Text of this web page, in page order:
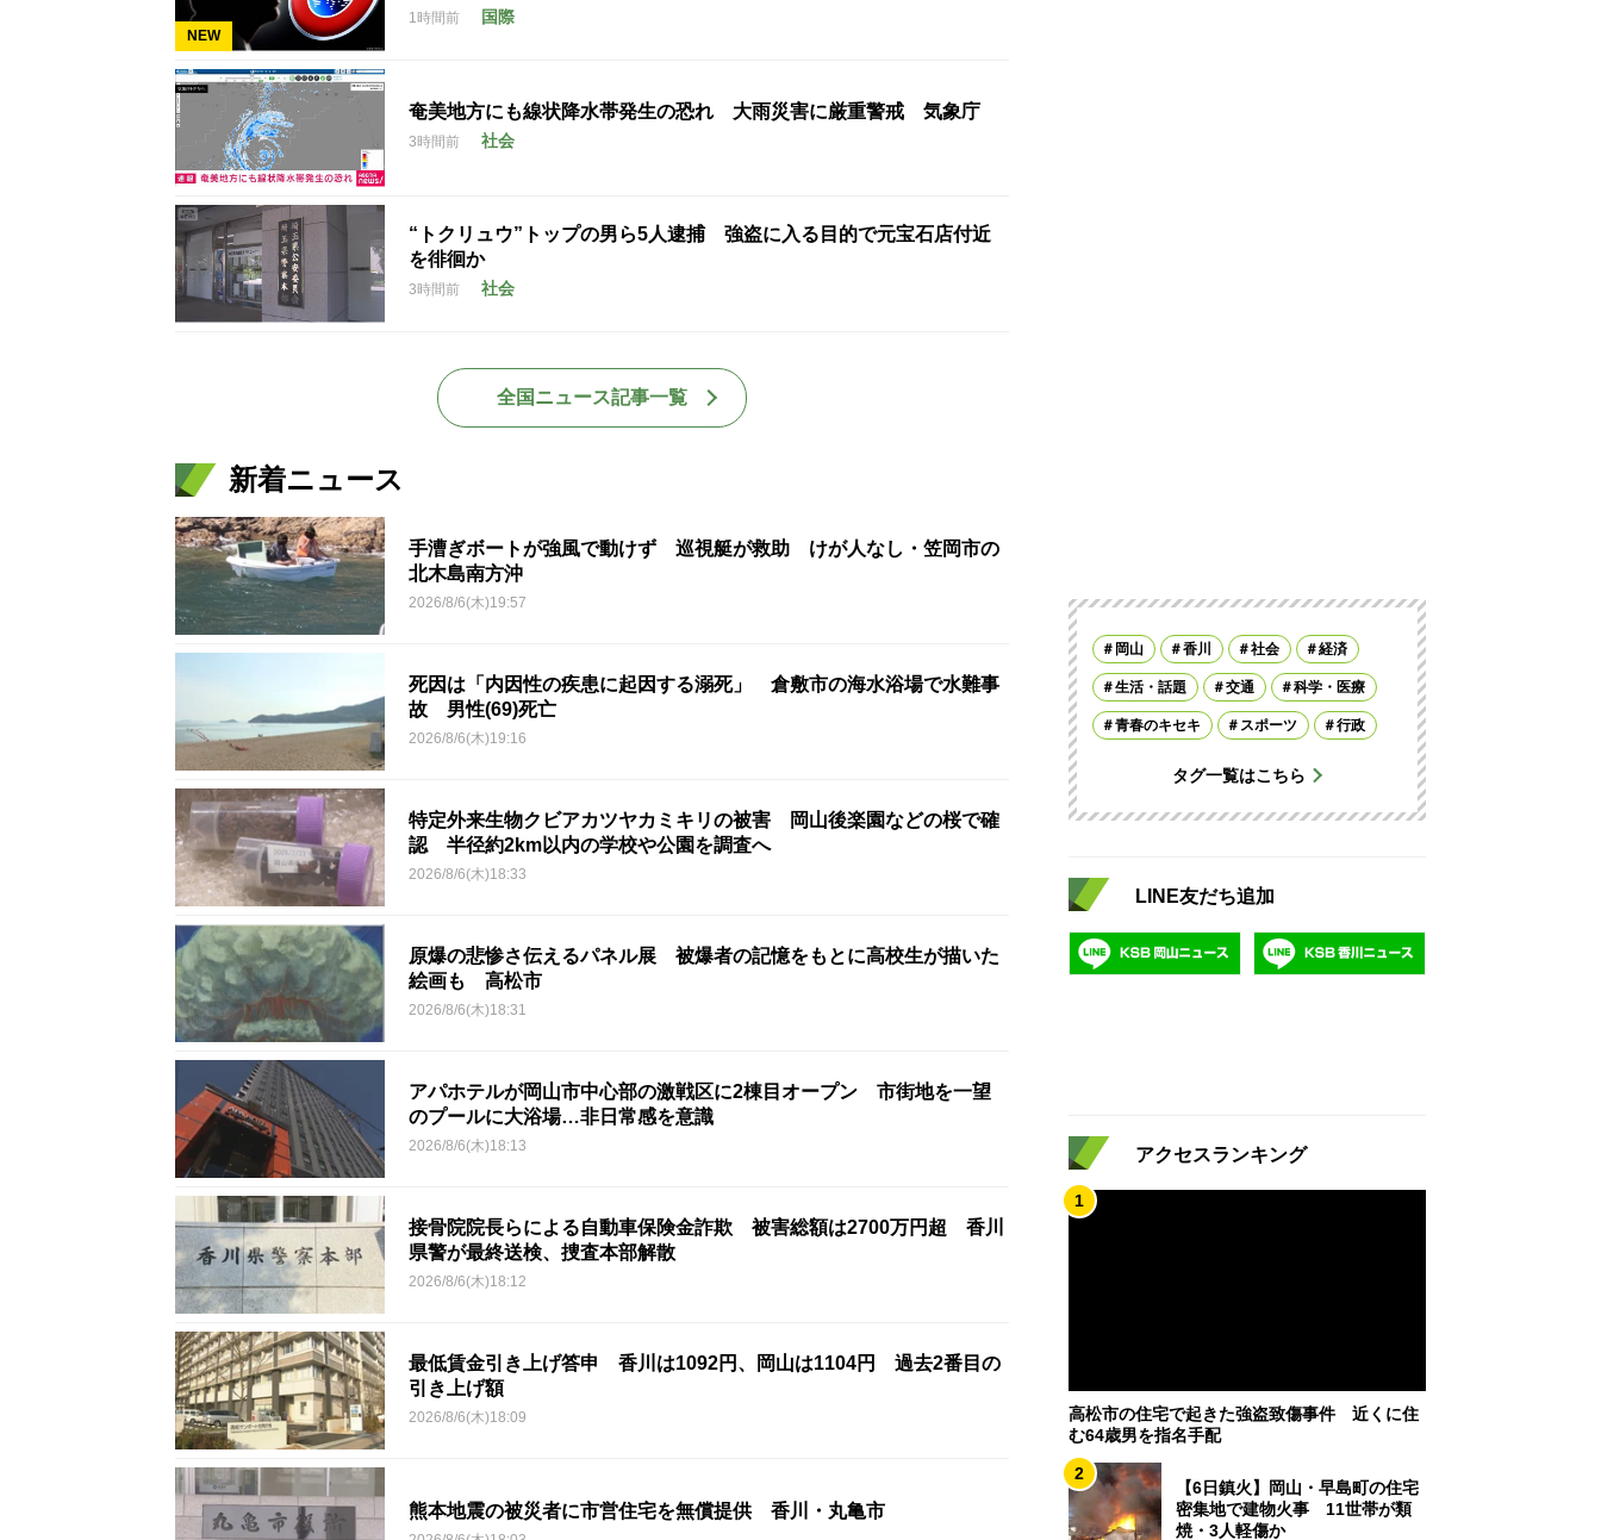
NEW
1時間前 国際
奄美地方にも線状降水帯発生の恐れ 大雨災害に厳重警戒 気象庁
3時間前 社会
“トクリュウ”トップの男ら5人逮捕 強盗に入る目的で元宝石店付近
を徘徊か
3時間前 社会
全国ニュース記事一覧
新着ニュース
手漕ぎボートが強風で動けず 巡視艇が救助 けが人なし・笠岡市の
北木島南方沖
2026/8/6(木)19:57
死因は「内因性の疾患に起因する溺死」 倉敷市の海水浴場で水難事
故 男性(69)死亡
2026/8/6(木)19:16
特定外来生物クビアカツヤカミキリの被害 岡山後楽園などの桜で確
認 半径約2km以内の学校や公園を調査へ
2026/8/6(木)18:33
原爆の悲惨さ伝えるパネル展 被爆者の記憶をもとに高校生が描いた
絵画も 高松市
2026/8/6(木)18:31
アパホテルが岡山市中心部の激戦区に2棟目オープン 市街地を一望
のプールに大浴場…非日常感を意識
2026/8/6(木)18:13
接骨院院長らによる自動車保険金詐欺 被害総額は2700万円超 香川
県警が最終送検、捜査本部解散
2026/8/6(木)18:12
最低賃金引き上げ答申 香川は1092円、岡山は1104円 過去2番目の
引き上げ額
2026/8/6(木)18:09
熊本地震の被災者に市営住宅を無償提供 香川・丸亀市
岡山 香川 社会 経済
生活・話題 交通 科学・医療
青春のキセキ スポーツ 行政
タグ一覧はこちら
LINE友だち追加
アクセスランキング
1
高松市の住宅で起きた強盗致傷事件 近くに住
む64歳男を指名手配
2
【6日鎮火】岡山・早島町の住宅
密集地で建物火事 11世帯が類
焼・3人軽傷か